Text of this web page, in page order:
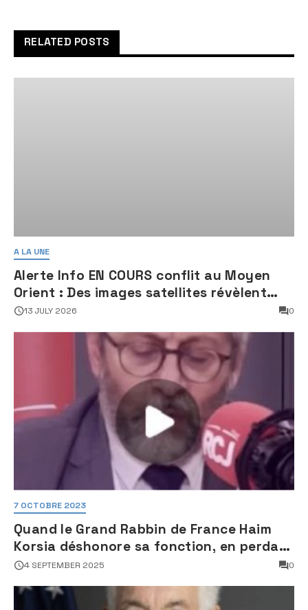
Benjamin Netanyahu
RELATED POSTS
A LA UNE
Alerte Info EN COURS conflit au Moyen
Orient : Des images satellites révèlent
une activité jugée « inquiétante » sur
13 JULY 2026 0
7 OCTOBRE 2023
Quand le Grand Rabbin de France Haim
Korsia déshonore sa fonction, en perdant
son sang froid
4 SEPTEMBER 2025 0